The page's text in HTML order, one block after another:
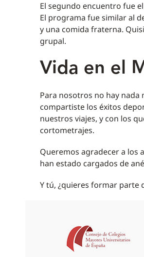
El segundo encuentro fue
El programa fue similar al
y una comida fraterna.
grupal.
Vida en el
Para nosotros no hay
compartiste los éxitos
nuestros viajes, y con los
cortometrajes.
Queremos agradecer a los
han estado cargados de
Y tú, ¿quieres formar parte